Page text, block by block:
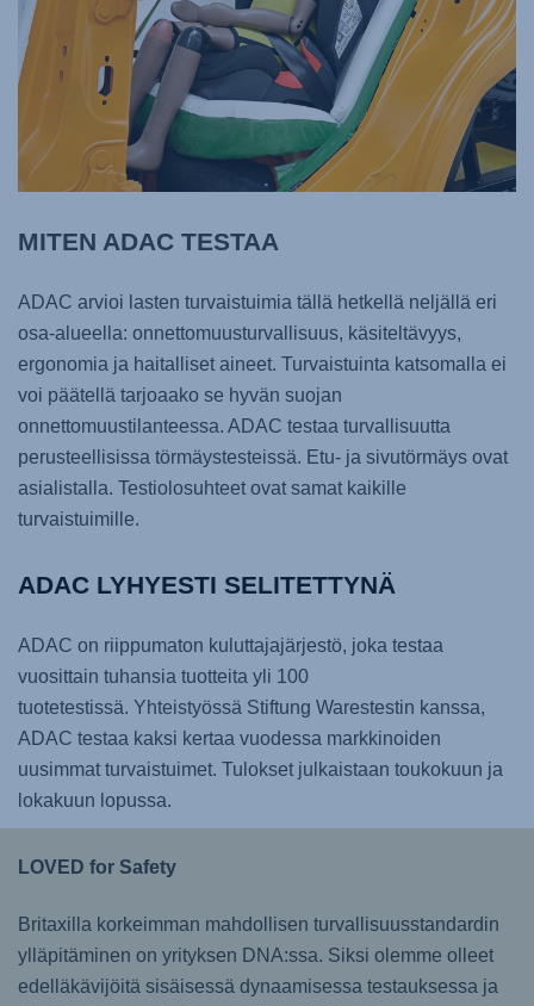
MITEN ADAC TESTAA
ADAC arvioi lasten turvaistuimia tällä hetkellä neljällä eri
osa-alueella: onnettomuusturvallisuus, käsiteltävyys,
ergonomia ja haitalliset aineet. Turvaistuinta katsomalla ei
voi päätellä tarjoaako se hyvän suojan
onnettomuustilanteessa. ADAC testaa turvallisuutta
perusteellisissa törmäystesteissä. Etu- ja sivutörmäys ovat
asialistalla. Testiolosuhteet ovat samat kaikille
turvaistuimille.
ADAC LYHYESTI SELITETTYNÄ
ADAC on riippumaton kuluttajajärjestö, joka testaa
vuosittain tuhansia tuotteita yli 100
tuotetestissä. Yhteistyössä Stiftung Warestestin kanssa,
ADAC testaa kaksi kertaa vuodessa markkinoiden
uusimmat turvaistuimet. Tulokset julkaistaan toukokuun ja
lokakuun lopussa.
LOVED for Safety
Britaxilla korkeimman mahdollisen turvallisuusstandardin
ylläpitäminen on yrityksen DNA:ssa. Siksi olemme olleet
edelläkävijöitä sisäisessä dynaamisessa testauksessa ja